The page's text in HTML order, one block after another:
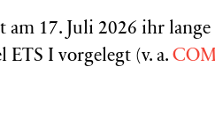
am 17. Juli 2026 ihr
ETS I vorgelegt (v. a.